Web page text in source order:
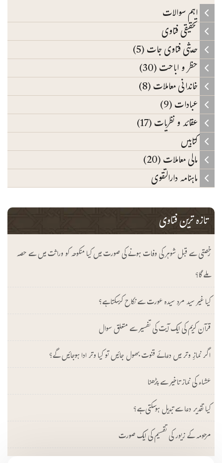
اہم سوالات
تحقیقی فتاوی
حدیثی فتاوی جات (5)
حظر و اباحت (30)
خاندانی معاملات (8)
عبادات (9)
عقائد و نظریات (17)
کتابیں
مالی معاملات (20)
ماہنامہ دارالتقوی
تازہ ترین فتاوی
رخصتی سے قبل شوہر کی وفات ہونے کی صورت میں کیا منکوحہ کو وراثت میں سے حصہ
ملے گا؟
کیا غیر سید مرد سیدہ عورت سے نکاح کرسکتا ہے؟
قرآن کریم کی ایک آیت کی تفسیر سے متعلق سوال
اگر نمازِ وتر میں دعائے قنوت بھول جائیں تو کیا وتر ادا ہوجائیں گے؟
عشاء کی نماز تاخیر سے پڑھنا
کیا تقدیر دعا سے تبدیل ہوسکتی ہے؟
مرحومہ کے زیور کی تقسیم کی ایک صورت